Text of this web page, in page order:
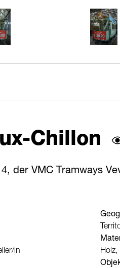
Chillon
der VMC Tramways
in
Holz,